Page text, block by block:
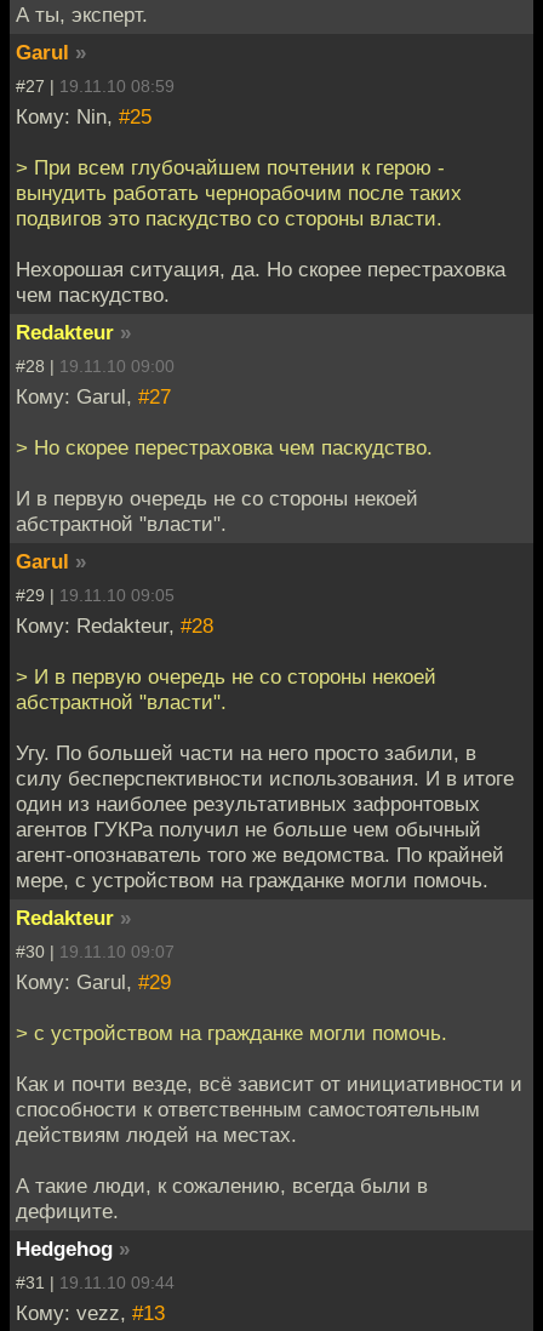
А ты, эксперт.
Garul »
#27 | 19.11.10 08:59
Кому: Nin, #25
> При всем глубочайшем почтении к герою -
вынудить работать чернорабочим после таких
подвигов это паскудство со стороны власти.
Нехорошая ситуация, да. Но скорее перестраховка
чем паскудство.
Redakteur »
#28 | 19.11.10 09:00
Кому: Garul, #27
> Но скорее перестраховка чем паскудство.
И в первую очередь не со стороны некоей
абстрактной "власти".
Garul »
#29 | 19.11.10 09:05
Кому: Redakteur, #28
> И в первую очередь не со стороны некоей
абстрактной "власти".
Угу. По большей части на него просто забили, в
силу бесперспективности использования. И в итоге
один из наиболее результативных зафронтовых
агентов ГУКРа получил не больше чем обычный
агент-опознаватель того же ведомства. По крайней
мере, с устройством на гражданке могли помочь.
Redakteur »
#30 | 19.11.10 09:07
Кому: Garul, #29
> с устройством на гражданке могли помочь.
Как и почти везде, всё зависит от инициативности и
способности к ответственным самостоятельным
действиям людей на местах.
А такие люди, к сожалению, всегда были в
дефиците.
Hedgehog »
#31 | 19.11.10 09:44
Кому: vezz, #13